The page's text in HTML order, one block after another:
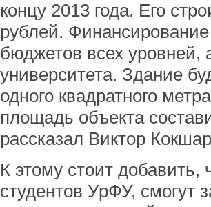
концу 2013 года. Его
рублей.
бюджетов всех уровней,
университета. Здание
одного квадратного
площадь объекта
рассказал Виктор
К этому стоит
студентов УрФУ, смогут